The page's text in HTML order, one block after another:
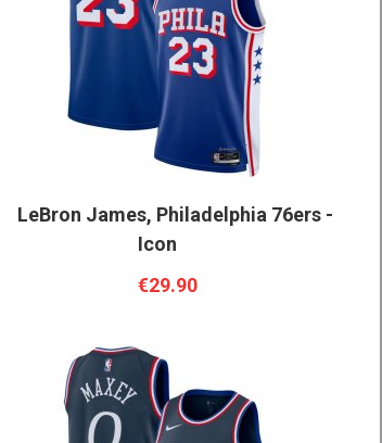
LeBron James, Philadelphia 76ers -
Icon
€29.90